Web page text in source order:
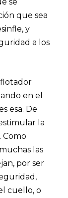
que sea
y
a los
en el
esa. De
la
Como
las
por ser
cuello, o